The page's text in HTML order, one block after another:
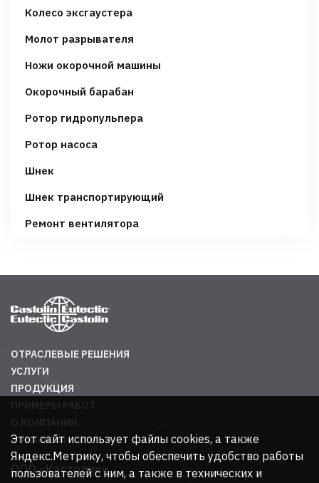
Колесо эксгаустера
Молот разрывателя
Ножи окорочной машины
Окорочный барабан
Ротор гидропульпера
Ротор насоса
Шнек
Шнек транспортирующий
Ремонт вентилятора
ОТРАСЛЕВЫЕ РЕШЕНИЯ
УСЛУГИ
ПРОДУКЦИЯ
ПРИМЕРЫ РАБОТ
О КОМПАНИИ
КОНТАКТЫ
ООО «Кастолин»
Этот сайт использует файлы cookies, а также
Яндекс.Метрику, чтобы обеспечить удобство работы
пользователей с ним, а также в технических и